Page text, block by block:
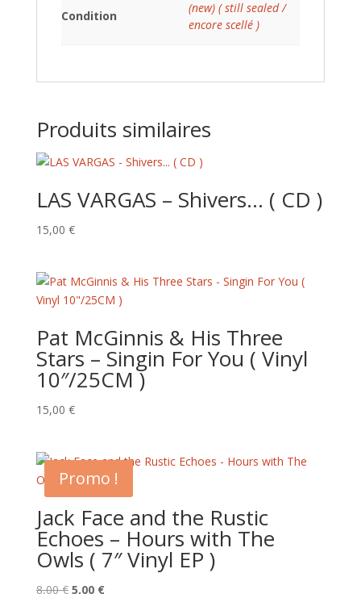
Condition
(new) ( still sealed /
encore scellé )
Produits similaires
LAS VARGAS – Shivers… ( CD )
15,00 €
Pat McGinnis & His Three
Stars – Singin For You ( Vinyl
10″/25CM )
15,00 €
Promo !
Jack Face and the Rustic
Echoes – Hours with The
Owls ( 7″ Vinyl EP )
8,00€ Le
5,00 €Le